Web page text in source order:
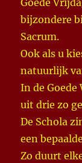
Goede
bijzondere
Sacrum.
Ook als u
natuurlijk
In de
uit drie zo
De Schola
een
Zo duurt